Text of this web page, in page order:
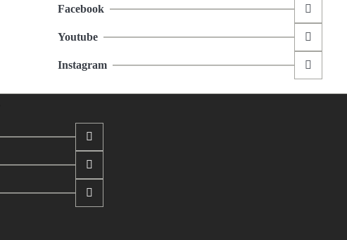
Facebook
Youtube
Instagram